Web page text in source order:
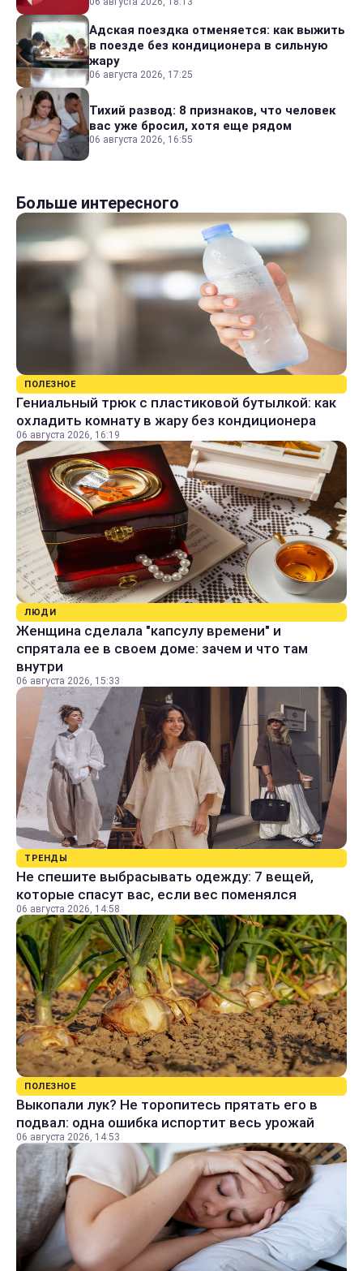
Адская поездка отменяется: как выжить
в поезде без кондиционера в сильную
жару
06 августа 2026, 17:25
Тихий развод: 8 признаков, что человек
вас уже бросил, хотя еще рядом
06 августа 2026, 16:55
Больше интересного
ПОЛЕЗНОЕ
Гениальный трюк с пластиковой бутылкой: как
охладить комнату в жару без кондиционера
06 августа 2026, 16:19
ЛЮДИ
Женщина сделала "капсулу времени" и
спрятала ее в своем доме: зачем и что там
внутри
06 августа 2026, 15:33
ТРЕНДЫ
Не спешите выбрасывать одежду: 7 вещей,
которые спасут вас, если вес поменялся
06 августа 2026, 14:58
ПОЛЕЗНОЕ
Выкопали лук? Не торопитесь прятать его в
подвал: одна ошибка испортит весь урожай
06 августа 2026, 14:53